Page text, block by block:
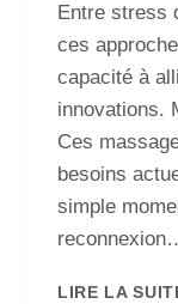
Entre stress
ces
capacité à
innovations.
Ces
besoins
simple
LIRE LA